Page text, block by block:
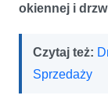
okiennej i
Czytaj też:
Sprzedaży